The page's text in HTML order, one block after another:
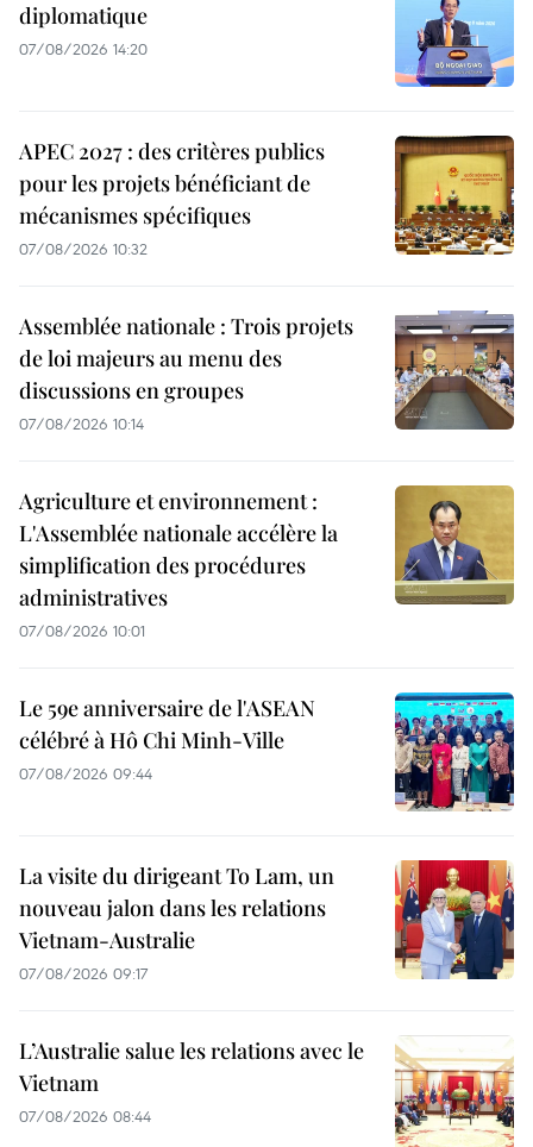
diplomatique
07/08/2026 14:20
APEC 2027 : des critères publics
pour les projets bénéficiant de
mécanismes spécifiques
07/08/2026 10:32
Assemblée nationale : Trois projets
de loi majeurs au menu des
discussions en groupes
07/08/2026 10:14
Agriculture et environnement :
L'Assemblée nationale accélère la
simplification des procédures
administratives
07/08/2026 10:01
Le 59e anniversaire de l'ASEAN
célébré à Hô Chi Minh-Ville
07/08/2026 09:44
La visite du dirigeant To Lam, un
nouveau jalon dans les relations
Vietnam-Australie
07/08/2026 09:17
L’Australie salue les relations avec le
Vietnam
07/08/2026 08:44